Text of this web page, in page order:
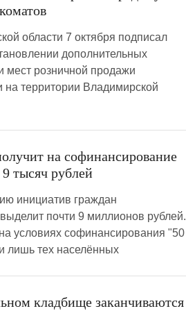
области 7 октября подписал
дополнительных
мест розничной продажи
на территории Владимирской
на софинансирование
тысяч рублей
инициатив граждан
почти 9 миллионов рублей.
условиях софинансирования "50
лишь тех населённых
кладбище заканчиваются